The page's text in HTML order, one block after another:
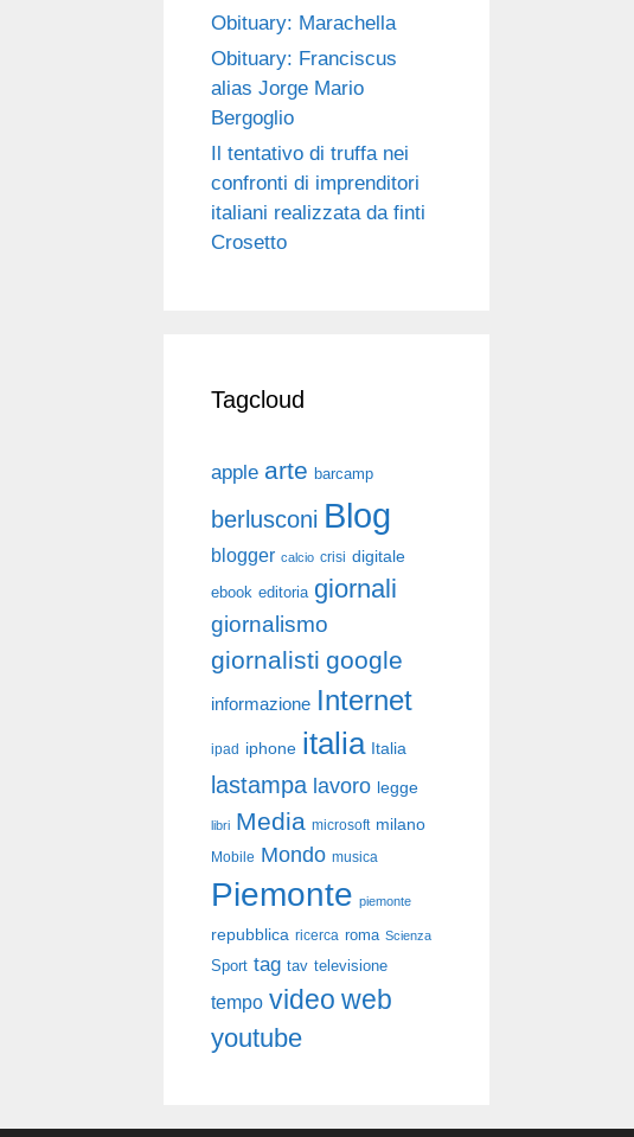
Obituary: Marachella
Obituary: Franciscus
alias Jorge Mario
Bergoglio
Il tentativo di truffa nei
confronti di imprenditori
italiani realizzata da finti
Crosetto
Tagcloud
apple arte barcamp
berlusconi Blog
blogger calcio crisi digitale
ebook editoria giornali
giornalismo
giornalisti google
informazione Internet
ipad iphone italia Italia
lastampa lavoro legge
libri Media microsoft milano
Mobile Mondo musica
Piemonte piemonte
repubblica ricerca roma Scienza
Sport tag tav televisione
tempo video web
youtube